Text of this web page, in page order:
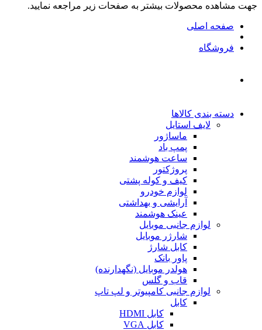
جهت مشاهده محصولات بیشتر به صفحات زیر مراجعه نمایید.
صفحه اصلی
فروشگاه
دسته بندی کالاها
لایف استایل
ماساژور
پمپ باد
ساعت هوشمند
پروژکتور
کیف و کوله پشتی
لوازم خودرو
آرایشی و بهداشتی
عینک هوشمند
لوازم جانبی موبایل
شارژر موبایل
کابل شارژ
پاور بانک
هولدر موبایل (نگهدارنده)
قاب و گلس
لوازم جانبی کامپیوتر و لپ تاپ
کابل
کابل HDMI
کابل VGA